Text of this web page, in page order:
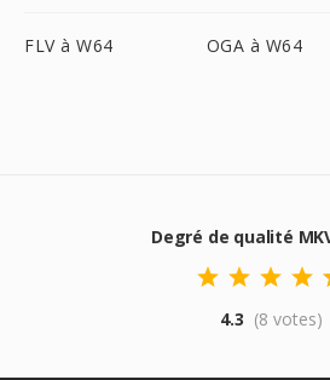
FLV à W64 OGA à W64
Degré de qualité
4.3 (8 votes)